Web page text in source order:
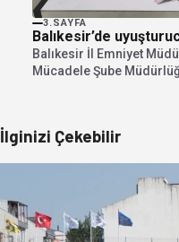
3.SAYFA
Balıkesir’de
Balıkesir İl Emniyet
Mücadele Şube
İlginizi Çekebilir